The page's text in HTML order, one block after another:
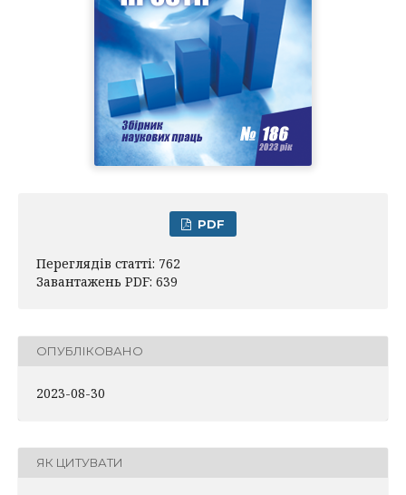
PDF
Переглядів статті: 762
Завантажень PDF: 639
ОПУБЛІКОВАНО
2023-08-30
ЯК ЦИТУВАТИ